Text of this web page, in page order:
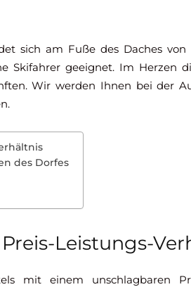
sich am Fuße des Daches von
Skifahrer geeignet. Im Herzen
Wir werden Ihnen bei der
des Dorfes
Leistungs-
mit einem unschlagbaren